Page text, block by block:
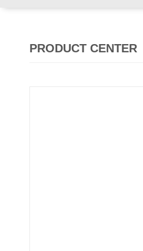
PRODUCT CENTER